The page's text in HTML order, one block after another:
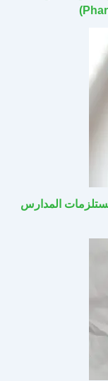
المدارس